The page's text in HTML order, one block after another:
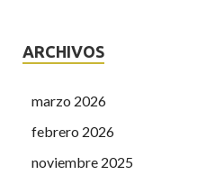
ARCHIVOS
marzo 2026
febrero 2026
noviembre 2025